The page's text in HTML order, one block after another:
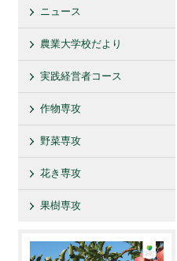
ニュース
農業大学校だより
実践経営者コース
作物専攻
野菜専攻
花き専攻
果樹専攻